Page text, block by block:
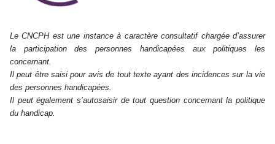
Le CNCPH est une instance à caractère consultatif chargée d’assurer
la participation des personnes handicapées aux politiques les
concernant.
Il peut être saisi pour avis de tout texte ayant des incidences sur la vie
des personnes handicapées.
Il peut également s’autosaisir de tout question concernant la politique
du handicap.